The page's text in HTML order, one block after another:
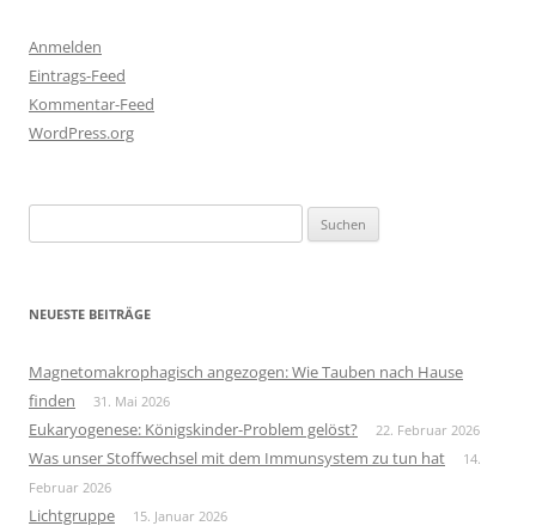
Anmelden
Eintrags-Feed
Kommentar-Feed
WordPress.org
nach:
NEUESTE BEITRÄGE
Magnetomakrophagisch angezogen: Wie Tauben nach Hause
finden
31. Mai 2026
Eukaryogenese: Königskinder-Problem gelöst? 22. Februar 2026
Was unser Stoffwechsel mit dem Immunsystem zu tun hat
14.
Februar 2026
Lichtgruppe 15. Januar 2026